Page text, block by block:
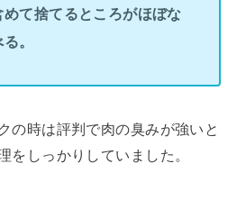
て捨てるところがほぼな
。
の時は評判で肉の臭みが強いと
をしっかりしていました。